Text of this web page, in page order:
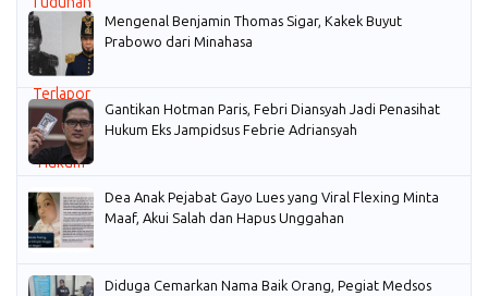
Mengenal Benjamin Thomas Sigar, Kakek Buyut
Prabowo dari Minahasa
Gantikan Hotman Paris, Febri Diansyah Jadi Penasihat
Hukum Eks Jampidsus Febrie Adriansyah
Dea Anak Pejabat Gayo Lues yang Viral Flexing Minta
Maaf, Akui Salah dan Hapus Unggahan
Diduga Cemarkan Nama Baik Orang, Pegiat Medsos